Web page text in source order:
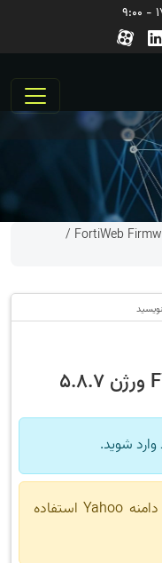
FortiWeb
/
شوید.
لطفا تا اطلاع ثانوی برای ثبت نام از دامنه Yahoo استفاده